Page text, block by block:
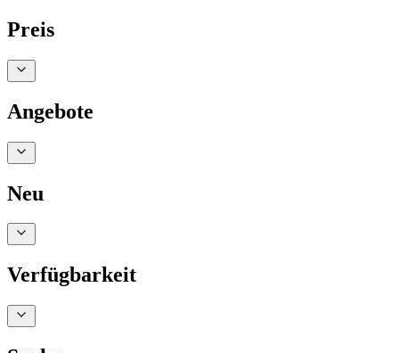
Preis
Angebote
Neu
Verfügbarkeit